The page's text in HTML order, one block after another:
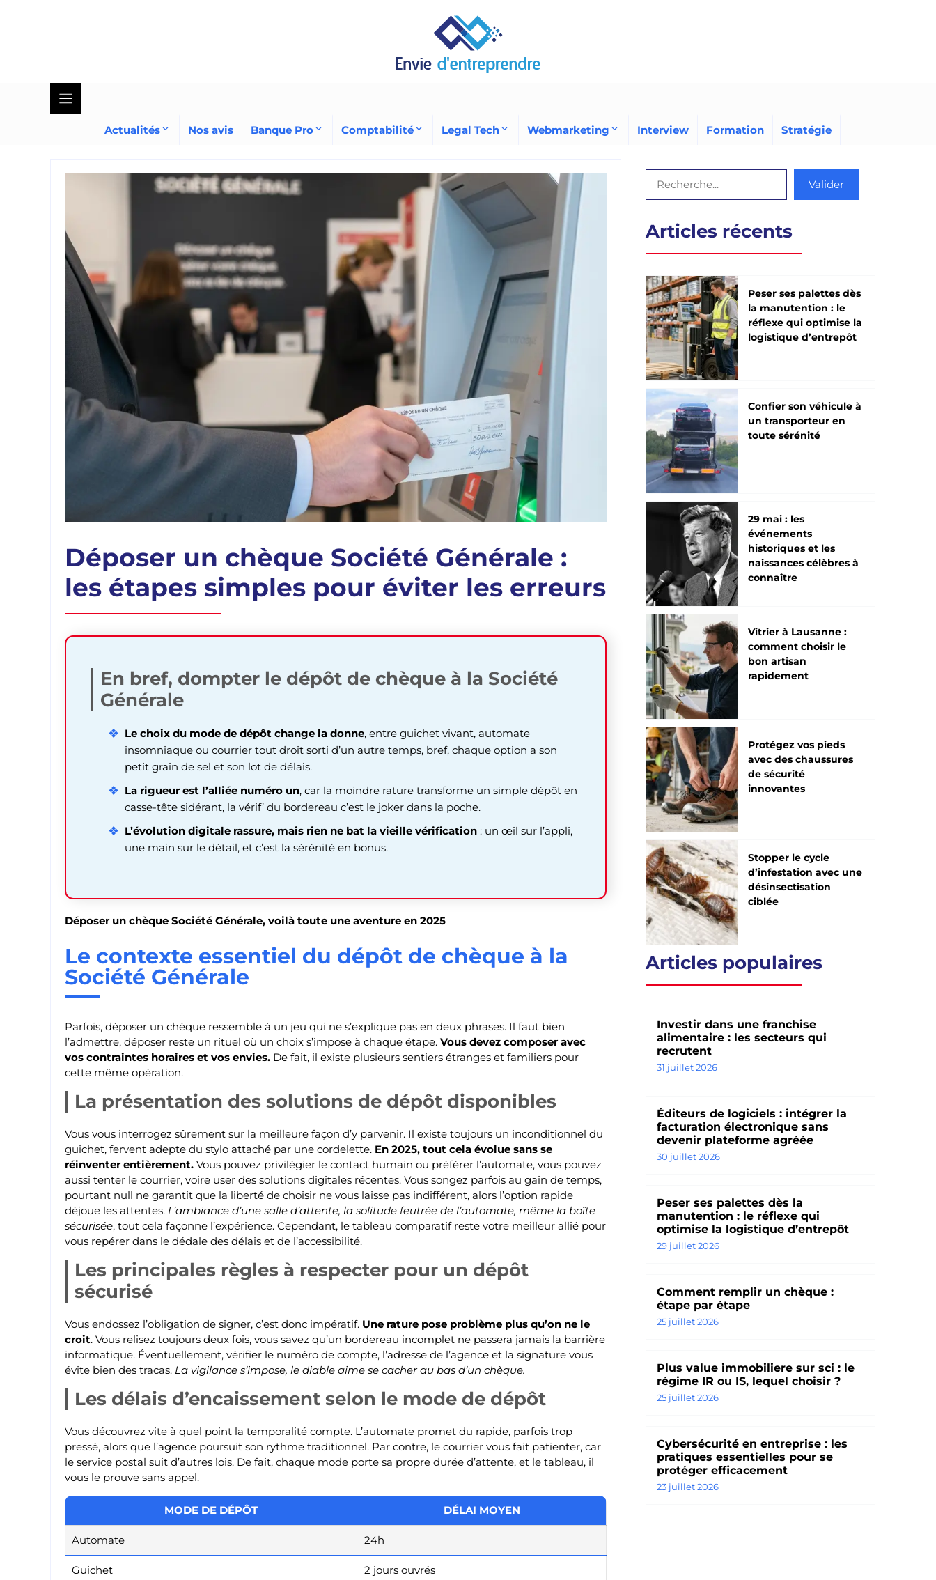
Actualités Nos avis Banque Pro Comptabilité Legal Tech Webmarketing Interview Formation Stratégie
Déposer un chèque Société Générale :
les étapes simples pour éviter les erreurs
En bref, dompter le dépôt de chèque à la Société
Générale
Le choix du mode de dépôt change la donne, entre guichet ‌vivant‌, automate
insomniaque ou courrier tout droit sorti d’un autre temps, bref, chaque option a son
petit grain de sel et son lot de délais.
La rigueur est l’alliée numéro un, car la moindre rature transforme un simple dépôt en
casse-tête sidérant, la vérif’ du bordereau c’est le joker dans la poche.
L’évolution digitale rassure, mais rien ne bat la vieille vérification : un œil sur l’appli,
une main sur le détail, et c’est la sérénité en bonus.
Déposer un chèque Société Générale, voilà toute une aventure en 2025
Le contexte essentiel du dépôt de chèque à la
Société Générale
Parfois, déposer un chèque ressemble à un jeu qui ne s’explique pas en deux phrases. Il faut bien
l’admettre, déposer reste un rituel où un choix s’impose à chaque étape. Vous devez composer avec
vos contraintes horaires et vos envies. De fait, il existe plusieurs sentiers étranges et familiers pour
cette même opération.
La présentation des solutions de dépôt disponibles
Vous vous interrogez sûrement sur la meilleure façon d’y parvenir. Il existe toujours un inconditionnel du
guichet, fervent adepte du stylo attaché par une cordelette. En 2025, tout cela évolue sans se
réinventer entièrement. Vous pouvez privilégier le contact humain ou préférer l’automate, vous pouvez
aussi tenter le courrier, voire user des solutions digitales récentes. Vous songez parfois au gain de temps,
pourtant null ne garantit que la liberté de choisir ne vous laisse pas indifférent, alors l’option rapide
déjoue les attentes. L’ambiance d’une salle d’attente, la solitude feutrée de l’automate, même la boîte
sécurisée, tout cela façonne l’expérience. Cependant, le tableau comparatif reste votre meilleur allié pour
vous repérer dans le dédale des délais et de l’accessibilité.
Les principales règles à respecter pour un dépôt
sécurisé
Vous endossez l’obligation de signer, c’est donc impératif. Une rature pose problème plus qu’on ne le
croit. Vous relisez toujours deux fois, vous savez qu’un bordereau incomplet ne passera jamais la barrière
informatique. Éventuellement, vérifier le numéro de compte, l’adresse de l’agence et la signature vous
évite bien des tracas. La vigilance s’impose, le diable aime se cacher au bas d’un chèque.
Les délais d’encaissement selon le mode de dépôt
Vous découvrez vite à quel point la temporalité compte. L’automate promet du rapide, parfois trop
pressé, alors que l’agence poursuit son rythme traditionnel. Par contre, le courrier vous fait patienter, car
le service postal suit d’autres lois. De fait, chaque mode porte sa propre durée d’attente, et le tableau, il
vous le prouve sans appel.
MODE DE DÉPÔT DÉLAI MOYEN
Automate 24h
Guichet 2 jours ouvrés
Valider
Articles récents
Peser ses palettes dès
la manutention : le
réflexe qui optimise la
logistique d’entrepôt
Confier son véhicule à
un transporteur en
toute sérénité
29 mai : les
événements
historiques et les
naissances célèbres à
connaître
Vitrier à Lausanne :
comment choisir le
bon artisan
rapidement
Protégez vos pieds
avec des chaussures
de sécurité
innovantes
Stopper le cycle
d’infestation avec une
désinsectisation
ciblée
Articles populaires
Investir dans une franchise
alimentaire : les secteurs qui
recrutent
31 juillet 2026
Éditeurs de logiciels : intégrer la
facturation électronique sans
devenir plateforme agréée
30 juillet 2026
Peser ses palettes dès la
manutention : le réflexe qui
optimise la logistique d’entrepôt
29 juillet 2026
Comment remplir un chèque :
étape par étape
25 juillet 2026
Plus value immobiliere sur sci : le
régime IR ou IS, lequel choisir ?
25 juillet 2026
Cybersécurité en entreprise : les
pratiques essentielles pour se
protéger efficacement
23 juillet 2026